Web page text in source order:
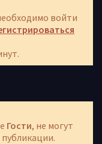
войти
Гости, не могут